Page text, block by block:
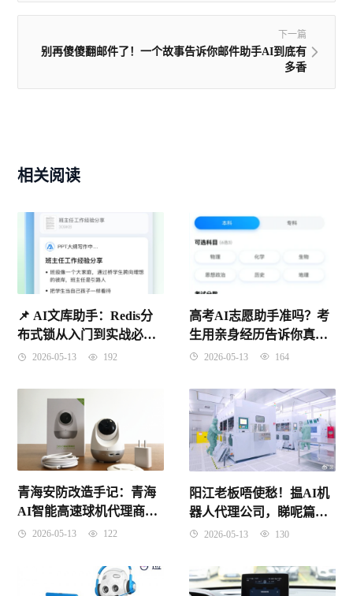
下一篇
别再傻傻翻邮件了！一个故事告诉你邮件助手AI到底有
多香
相关阅读
📌 ​AI文库助手：Redis分
布式锁从入门到实战必知
要点2026-05-13 192
高考AI志愿助手准吗？考
生用亲身经历告诉你真实
答案2026-05-13 164
青海安防改造手记：青海
AI智能高速球机代理商怎
么找才不踩坑
2026-05-13 122
阳江老板唔使愁！揾AI机
器人代理公司，睇呢篇就
够晒数！
2026-05-13 130